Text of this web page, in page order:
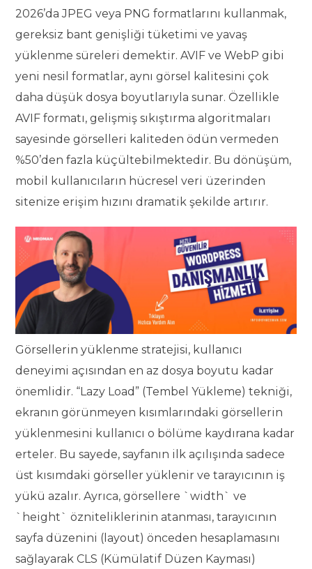
2026’da JPEG veya PNG formatlarını kullanmak,
gereksiz bant genişliği tüketimi ve yavaş
yüklenme süreleri demektir. AVIF ve WebP gibi
yeni nesil formatlar, aynı görsel kalitesini çok
daha düşük dosya boyutlarıyla sunar. Özellikle
AVIF formatı, gelişmiş sıkıştırma algoritmaları
sayesinde görselleri kaliteden ödün vermeden
%50’den fazla küçültebilmektedir. Bu dönüşüm,
mobil kullanıcıların hücresel veri üzerinden
sitenize erişim hızını dramatik şekilde artırır.
Görsellerin yüklenme stratejisi, kullanıcı
deneyimi açısından en az dosya boyutu kadar
önemlidir. “Lazy Load” (Tembel Yükleme) tekniği,
ekranın görünmeyen kısımlarındaki görsellerin
yüklenmesini kullanıcı o bölüme kaydırana kadar
erteler. Bu sayede, sayfanın ilk açılışında sadece
üst kısımdaki görseller yüklenir ve tarayıcının iş
yükü azalır. Ayrıca, görsellere `width` ve
`height` özniteliklerinin atanması, tarayıcının
sayfa düzenini (layout) önceden hesaplamasını
sağlayarak CLS (Kümülatif Düzen Kayması)